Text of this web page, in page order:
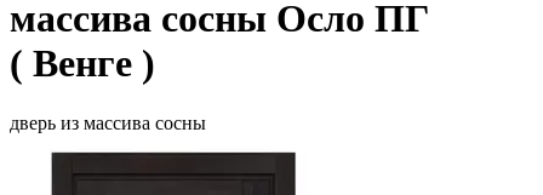
массива сосны Осло ПГ
( Венге )
дверь из массива сосны